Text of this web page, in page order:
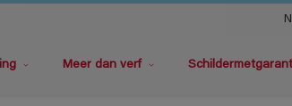
Meer dan verf